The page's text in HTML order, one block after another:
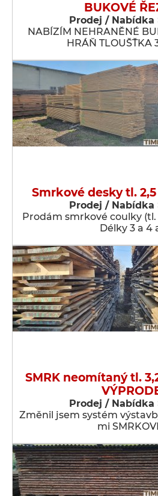
BUKOVÉ
Prodej / Nabídka
NABÍZÍM NEHRANĚNÉ
HRÁŇ TLOUŠŤKA
Smrkové desky tl.
Prodej / Nabídka
Prodám smrkové coulky
Délky 3 a 4
SMRK neomítaný tl.
Prodej / Nabídka
Změnil jsem systém
mi